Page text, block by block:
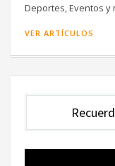
Deportes, Eventos y
VER ARTÍCULOS